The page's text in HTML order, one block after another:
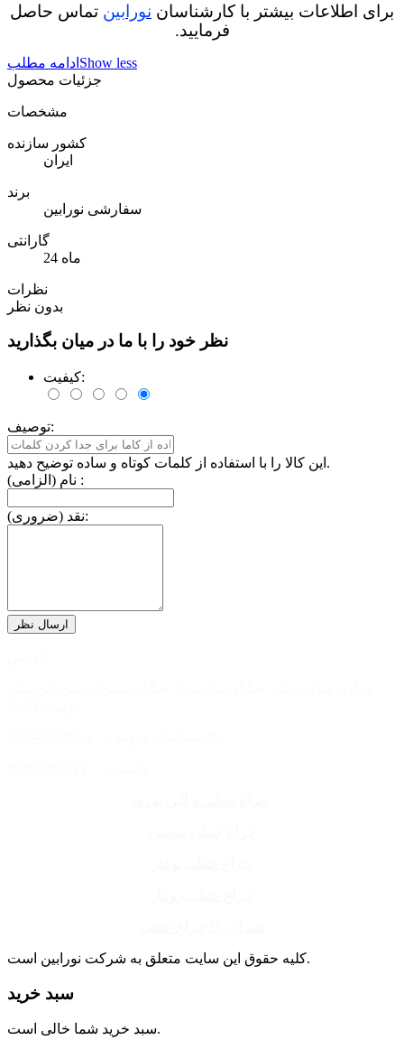
برای اطلاعات بیشتر با کارشناسان نورابین تماس حاصل
فرمایید.
ادامه مطلب Show less
جزئیات محصول
مشخصات
کشور سازنده
ایران
برند
سفارشی نورابین
گارانتی
24 ماه
نظرات
بدون نظر
نظر خود را با ما در میان بگذارید
کیفیت:
توصیف:
این کالا را با استفاده از کلمات کوتاه و ساده توضیح دهید.
نام (الزامی) :
نقد (ضروری):
کلیه حقوق این سایت متعلق به شرکت نورابین است.
سبد خرید
سبد خرید شما خالی است.